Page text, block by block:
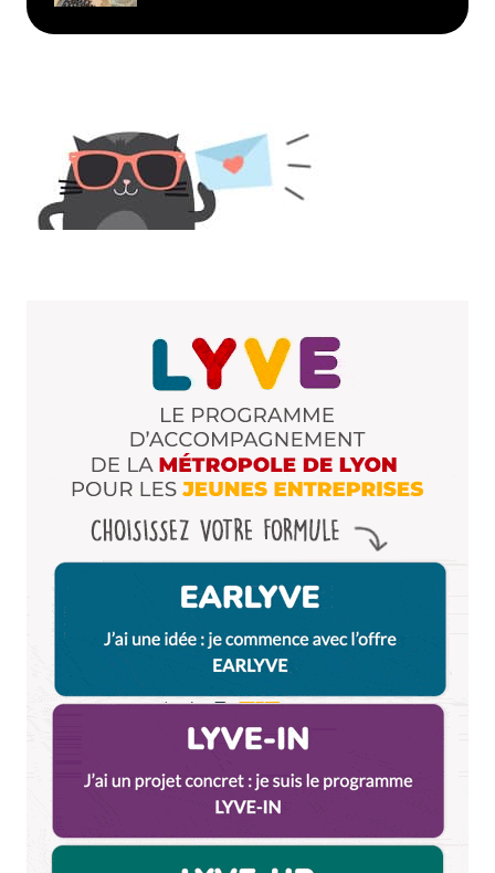
équipe géniale qui fait des produits de (très) grande
qualité à prix raisonnable
Répondre
Mouaip…
façon uniforme dans un four tournant !
Le choix est imposant sans comporter de pizza
Et puis l’ambiance… Wow… Il y a beaucoup mieux.
Alors, oui, il est champion de France des pizzailolos,
m’enfin bon… Je ne voudrais pas essayer les autres
pizzas…
Simon
17 novembre 2014 à 16 h 55 min
Répondre
Votre adresse e-mail ne sera pas publiée. Les
champs obligatoires sont indiqués avec
Prévenez-moi de tous les nouveaux commentaires